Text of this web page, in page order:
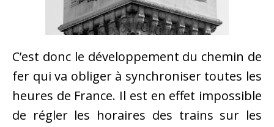
C’est donc le développement du chemin de
fer qui va obliger à synchroniser toutes les
heures de France. Il est en effet impossible
de régler les horaires des trains sur les